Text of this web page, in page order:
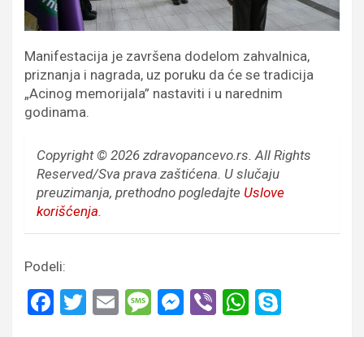
Manifestacija je završena dodelom zahvalnica,
priznanja i nagrada, uz poruku da će se tradicija
„Acinog memorijala” nastaviti i u narednim
godinama.
Copyright © 2026 zdravopancevo.rs. All Rights
Reserved/Sva prava zaštićena. U slučaju
preuzimanja, prethodno pogledajte Uslove
korišćenja.
Podeli:
F
T
E
M M Vi W